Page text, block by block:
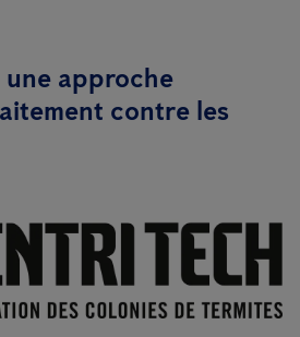
approche
contre les